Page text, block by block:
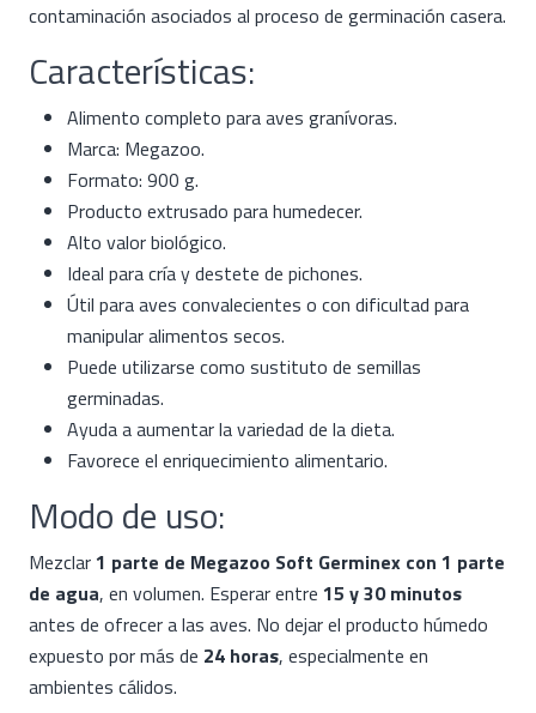
contaminación asociados al proceso de germinación casera.
Características:
Alimento completo para aves granívoras.
Marca: Megazoo.
Formato: 900 g.
Producto extrusado para humedecer.
Alto valor biológico.
Ideal para cría y destete de pichones.
Útil para aves convalecientes o con dificultad para
manipular alimentos secos.
Puede utilizarse como sustituto de semillas
germinadas.
Ayuda a aumentar la variedad de la dieta.
Favorece el enriquecimiento alimentario.
Modo de uso:
Mezclar 1 parte de Megazoo Soft Germinex con 1 parte
de agua, en volumen. Esperar entre 15 y 30 minutos
antes de ofrecer a las aves. No dejar el producto húmedo
expuesto por más de 24 horas, especialmente en
ambientes cálidos.